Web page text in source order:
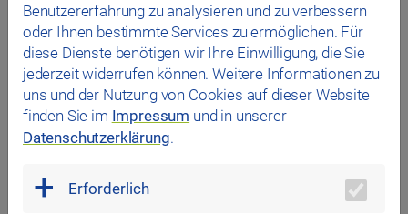
In unseren Parkgaragendas Stadtwerk.Parkhaus
Petersweg,das Stadtwerk.Parkhaus Dachauplatz,das
Stadtwerk.Tiefgarage am Theaterunddas
Stadtwerk.Parkhaus TechCampuskönnen Sie
Dauerparkplätze zu fairen Konditionen anmieten. Für
Anwohner:innen bieten wir zudem
Benutzererfahrung zu analysieren und zu verbessern
oder Ihnen bestimmte Services zu ermöglichen. Für
diese Dienste benötigen wir Ihre Einwilligung, die Sie
jederzeit widerrufen können. Weitere Informationen zu
uns und der Nutzung von Cookies auf dieser Website
finden Sie im Impressum und in unserer
Datenschutzerklärung.
Erforderlich